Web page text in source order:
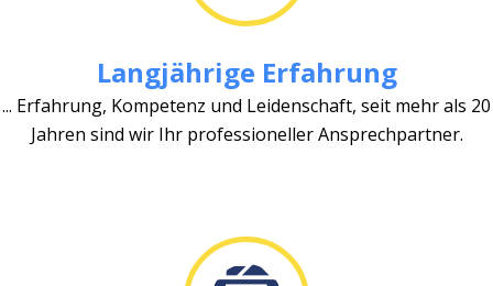
Langjährige Erfahrung
... Erfahrung, Kompetenz und Leidenschaft, seit mehr als 20
Jahren sind wir Ihr professioneller Ansprechpartner.